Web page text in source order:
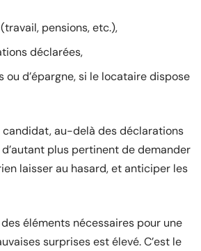
pensions, etc.),
déclarées,
d’épargne, si le locataire dispose
au-delà des déclarations
plus pertinent de demander
laisser au hasard, et anticiper les
éléments nécessaires pour une
surprises est élevé. C’est le